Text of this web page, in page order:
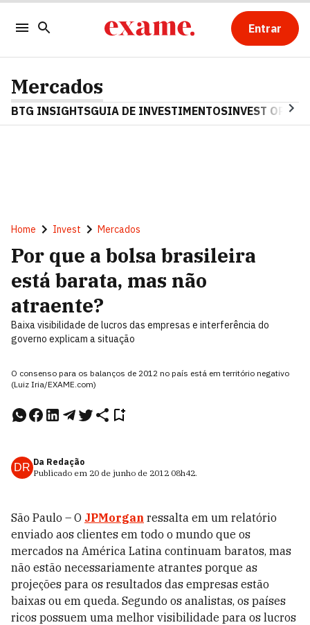
Entrar
Mercados
BTG INSIGHTSGUIA DE INVESTIMENTOSINVEST OPINA
Home Invest Mercados
Por que a bolsa brasileira
está barata, mas não
atraente?
Baixa visibilidade de lucros das empresas e interferência do
governo explicam a situação
O consenso para os balanços de 2012 no país está em território negativo
(Luiz Iria/EXAME.com)
DR Da Redação
Publicado em 20 de junho de 2012 08h42.
São Paulo – O JPMorgan ressalta em um relatório
enviado aos clientes em todo o mundo que os
mercados na América Latina continuam baratos, mas
não estão necessariamente atrantes porque as
projeções para os resultados das empresas estão
baixas ou em queda. Segundo os analistas, os países
ricos possuem uma melhor visibilidade para os lucros